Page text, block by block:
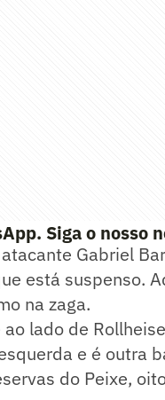
Siga o nosso
Gabriel
está suspenso.
na zaga.
lado de
e é outra
do Peixe,